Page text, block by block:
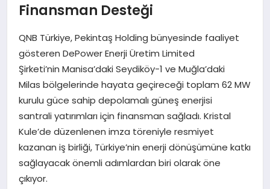
EKONOMI
MAGAZIN
SAĞLIK
SPOR
Finansman Desteği
QNB Türkiye, Pekintaş Holding bünyesinde faaliyet
gösteren DePower Enerji Üretim Limited
Şirketi’nin Manisa’daki Seydiköy-1 ve Muğla’daki
Milas bölgelerinde hayata geçireceği toplam 62 MW
kurulu güce sahip depolamalı güneş enerjisi
santrali yatırımları için finansman sağladı. Kristal
Kule’de düzenlenen imza töreniyle resmiyet
kazanan iş birliği, Türkiye’nin enerji dönüşümüne katkı
sağlayacak önemli adımlardan biri olarak öne
çıkıyor.